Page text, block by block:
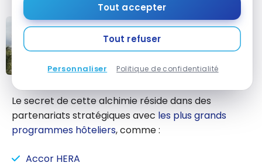
Tout accepter
Tout refuser
Personnaliser Politique de confidentialité
10 programmes
hôteliers
méconnus qui
donnent des
avantages
exclusifs
10 programmes hôteliers
méconnus qui donnent des
Le secret de cette alchimie réside dans des
partenariats stratégiques avec les plus grands
programmes hôteliers, comme :
Accor HERA